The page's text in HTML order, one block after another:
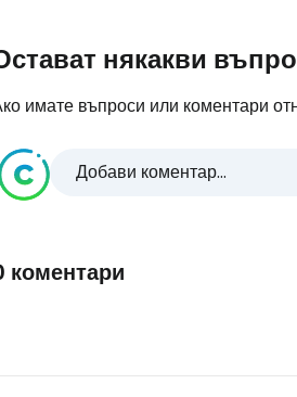
някакви
имате въпроси или коментари
Добави коментар...
коментари